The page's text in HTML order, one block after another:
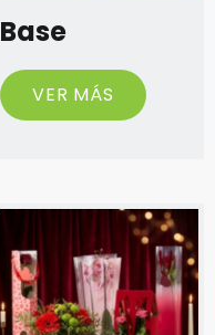
Base
VER MÁS